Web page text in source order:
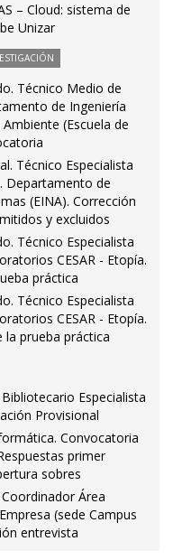
– Cloud: sistema de
Unizar
Técnico Medio de
de Ingeniería
(Escuela de
Técnico Especialista
Departamento de
(EINA). Corrección
y excluidos
Técnico Especialista
CESAR - Etopía.
práctica
Técnico Especialista
CESAR - Etopía.
prueba práctica
Especialista
Provisional
Convocatoria
primer
sobres
Área
(sede Campus
entrevista